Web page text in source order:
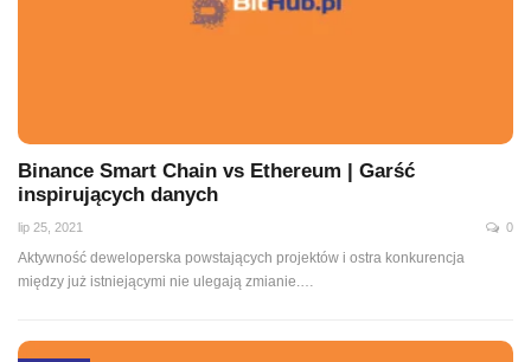
Binance Smart Chain vs Ethereum | Garść
inspirujących danych
lip 25, 2021 0
Aktywność deweloperska powstających projektów i ostra konkurencja
między już istniejącymi nie ulegają zmianie.…